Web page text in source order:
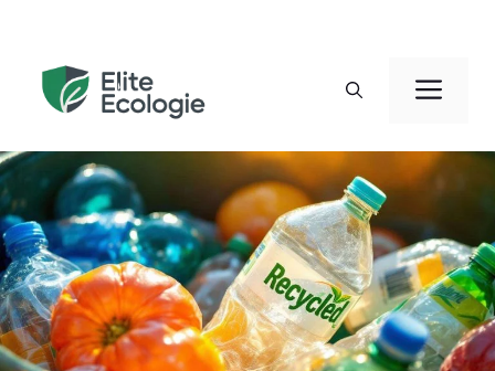
contenu